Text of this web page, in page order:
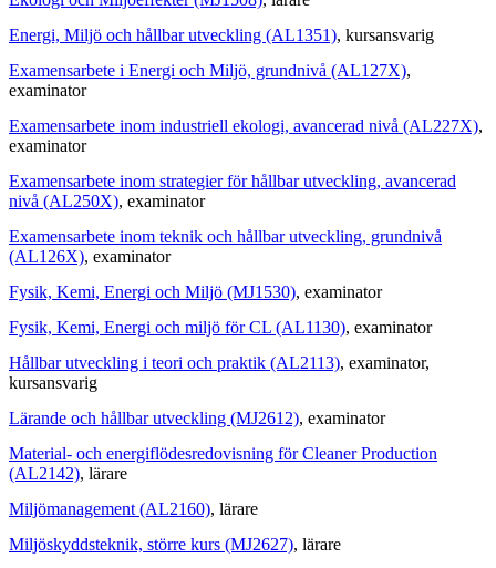
Energi, Miljö och hållbar utveckling (AL1351), kursansvarig
Examensarbete i Energi och Miljö, grundnivå (AL127X),
examinator
Examensarbete inom industriell ekologi, avancerad nivå (AL227X),
examinator
Examensarbete inom strategier för hållbar utveckling, avancerad
nivå (AL250X), examinator
Examensarbete inom teknik och hållbar utveckling, grundnivå
(AL126X), examinator
Fysik, Kemi, Energi och Miljö (MJ1530), examinator
Fysik, Kemi, Energi och miljö för CL (AL1130), examinator
Hållbar utveckling i teori och praktik (AL2113), examinator,
kursansvarig
Lärande och hållbar utveckling (MJ2612), examinator
Material- och energiflödesredovisning för Cleaner Production
(AL2142), lärare
Miljömanagement (AL2160), lärare
Miljöskyddsteknik, större kurs (MJ2627), lärare